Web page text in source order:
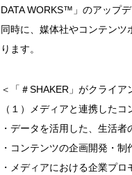
DATA WORKS™」のアップ
同時に、媒体社やコンテン
ります。
＜「＃SHAKER」がクライ
（１）メディアと連携したコ
・データを活用した、生活
・コンテンツの企画開発・制
・メディアにおける企業プ